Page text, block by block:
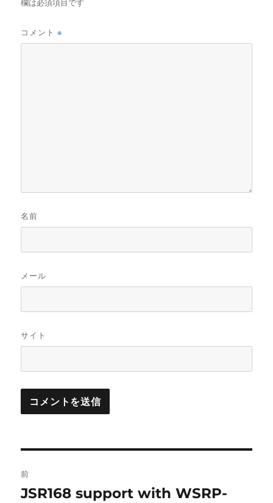
欄は必須項目です
コメント※
名前
メール
サイト
稿
前
前
JSR168 support with WSRP-